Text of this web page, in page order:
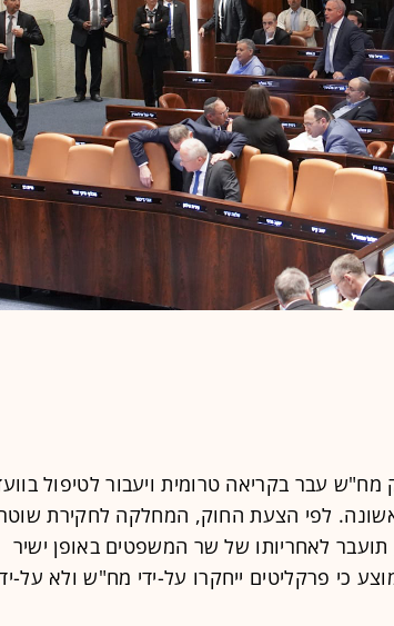
בעד, 52 נגד: חוק מח"ש עבר בקריאה טרומית ויעבור לטיפול
לפי הצעת החוק, המחלקה לחקירת
לאחריותו של שר המשפטים באופן ישיר
כי פרקליטים ייחקרו על-ידי מח"ש ולא על-